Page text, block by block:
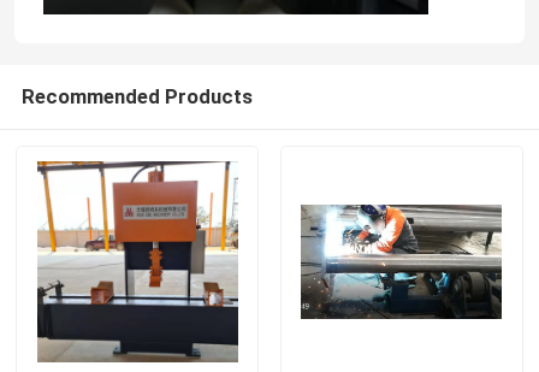
Recommended Products